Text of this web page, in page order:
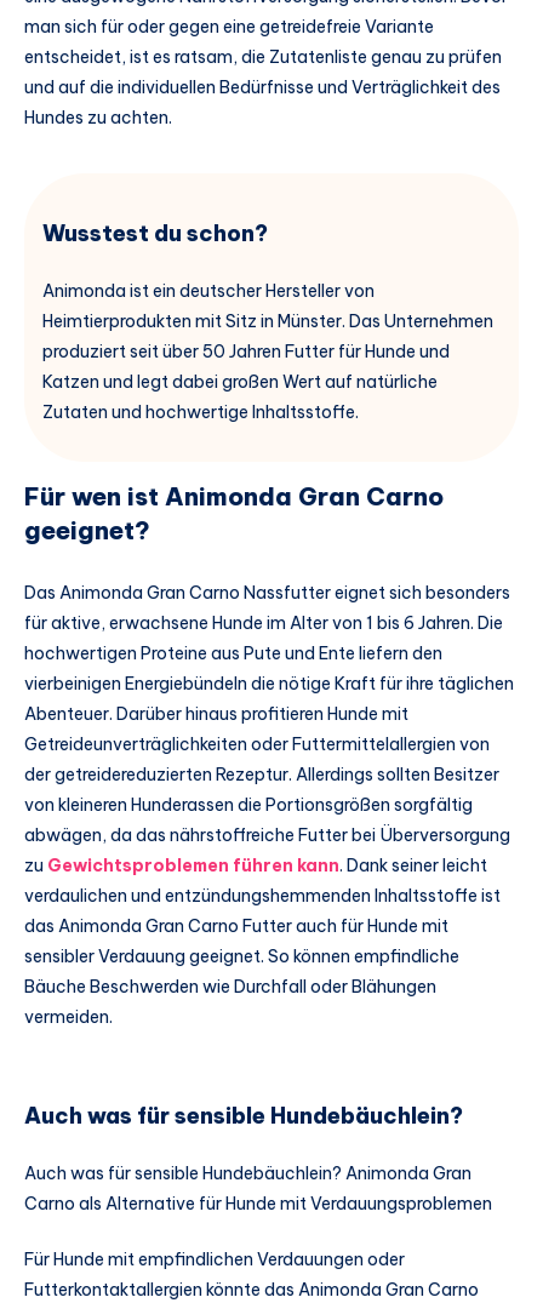
man sich für oder gegen eine getreidefreie Variante
entscheidet, ist es ratsam, die Zutatenliste genau zu prüfen
und auf die individuellen Bedürfnisse und Verträglichkeit des
Hundes zu achten.
Wusstest du schon?
Animonda ist ein deutscher Hersteller von
Heimtierprodukten mit Sitz in Münster. Das Unternehmen
produziert seit über 50 Jahren Futter für Hunde und
Katzen und legt dabei großen Wert auf natürliche
Zutaten und hochwertige Inhaltsstoffe.
Für wen ist Animonda Gran Carno
geeignet?
Das Animonda Gran Carno Nassfutter eignet sich besonders
für aktive, erwachsene Hunde im Alter von 1 bis 6 Jahren. Die
hochwertigen Proteine aus Pute und Ente liefern den
vierbeinigen Energiebündeln die nötige Kraft für ihre täglichen
Abenteuer. Darüber hinaus profitieren Hunde mit
Getreideunverträglichkeiten oder Futtermittelallergien von
der getreidereduzierten Rezeptur. Allerdings sollten Besitzer
von kleineren Hunderassen die Portionsgrößen sorgfältig
abwägen, da das nährstoffreiche Futter bei Überversorgung
zu Gewichtsproblemen führen kann. Dank seiner leicht
verdaulichen und entzündungshemmenden Inhaltsstoffe ist
das Animonda Gran Carno Futter auch für Hunde mit
sensibler Verdauung geeignet. So können empfindliche
Bäuche Beschwerden wie Durchfall oder Blähungen
vermeiden.
Auch was für sensible Hundebäuchlein?
Auch was für sensible Hundebäuchlein? Animonda Gran
Carno als Alternative für Hunde mit Verdauungsproblemen
Für Hunde mit empfindlichen Verdauungen oder
Futterkontaktallergien könnte das Animonda Gran Carno